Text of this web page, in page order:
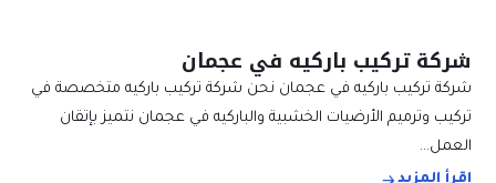
شركة تركيب باركيه في عجمان
شركة تركيب باركيه في عجمان نحن شركة تركيب باركيه متخصصة في
تركيب وترميم الأرضيات الخشبية والباركيه في عجمان نتميز بإتقان
العمل…
اقرأ المزيد